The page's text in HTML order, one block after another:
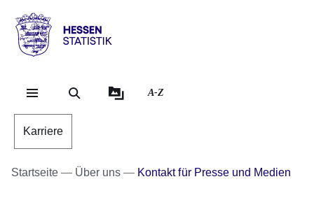
Hessen
Statistik
A-Z
Karriere
Startseite Über uns Kontakt für Presse und Medien